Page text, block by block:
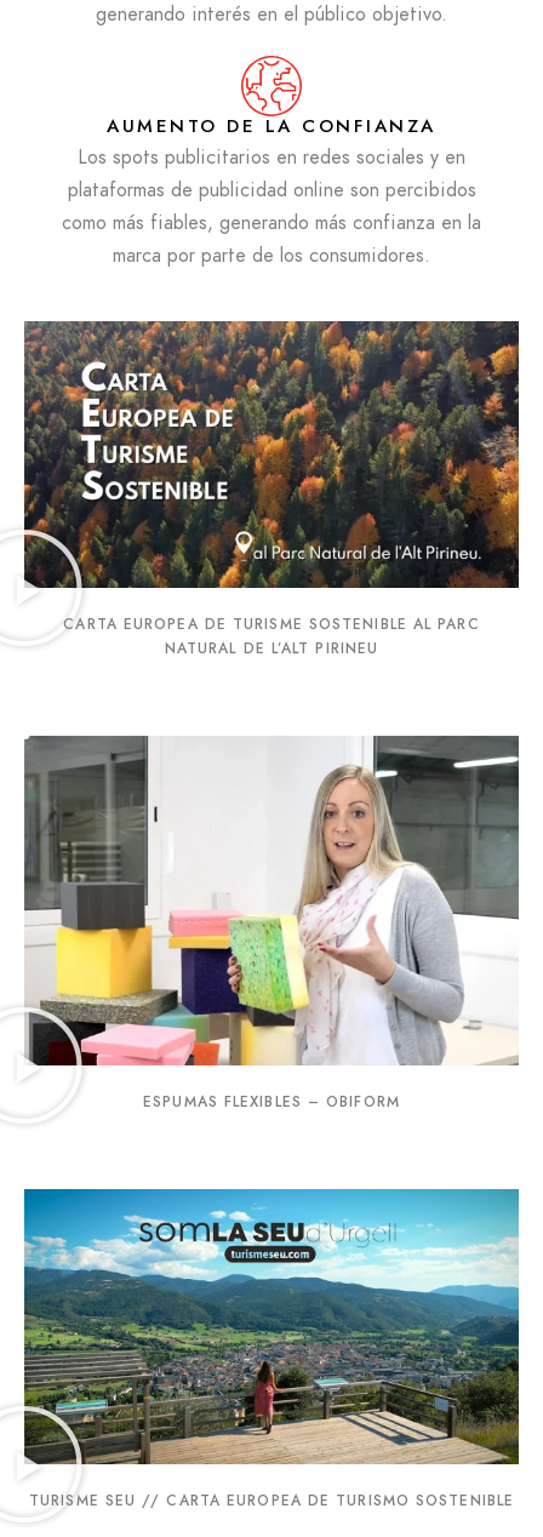
generando interés en el público objetivo.
AUMENTO DE LA CONFIANZA
Los spots publicitarios en redes sociales y en
plataformas de publicidad online son percibidos
como más fiables, generando más confianza en la
marca por parte de los consumidores.
CARTA EUROPEA DE TURISME SOSTENIBLE AL PARC
NATURAL DE L’ALT PIRINEU
ESPUMAS FLEXIBLES – OBIFORM
TURISME SEU // CARTA EUROPEA DE TURISMO SOSTENIBLE